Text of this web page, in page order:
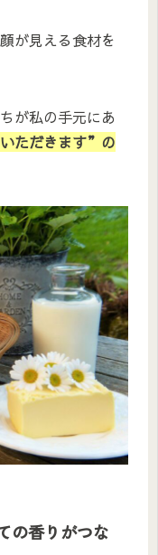
が見える食材を
が私の手元にあ
ただきます”の
の香りがつな